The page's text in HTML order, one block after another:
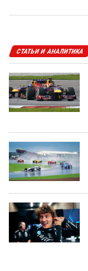
СТАТЬИ И АНАЛИТИКА